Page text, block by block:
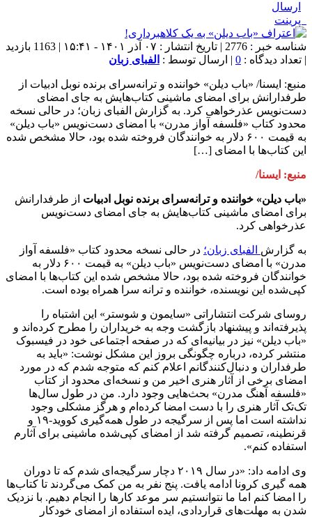
ارسال
پرینت
شناسه خبر : 2776 | تاریخ انتشار : ۰۷ آذر ۱۴۰۱ - ۱۵:۴۱ | 1163 بازدید
| تعداد دیدگاه : 0 | ارسال توسط : الفبای زبان
منبع: ایسنا/ «باب دیلن» خواننده و ترانه‌سرای برنده نوبل ادبیات از
طرفدارانش برای امضای ماشینی کتاب‌هایش به جای امضای
دست‌نویس عذرخواهی کرد. به گزارش الفبای زبان؛ در حالی نسخه‌
محدود کتاب «فلسفه آواز مدرن» با امضای دست‌نویس «باب دیلن»
به قیمت ۶۰۰ دلار به خوانندگان فروخته شده بود، حالا مشخص شده
این کتاب‌ها با امضای […]
منبع: ایسنا/
«باب دیلن» خواننده و ترانه‌سرای برنده نوبل ادبیات از طرفدارانش
برای امضای ماشینی کتاب‌هایش به جای امضای دست‌نویس
عذرخواهی کرد.
به گزارش الفبای زبان؛ در حالی نسخه‌ محدود کتاب «فلسفه آواز
مدرن» با امضای دست‌نویس «باب دیلن» به قیمت ۶۰۰ دلار به
خوانندگان فروخته شده بود، حالا مشخص شده این کتاب‌ها با امضای
کپی‌شده این نویسنده، خواننده و ترانه سرا همراه بوده است.
روسای شرکت انتشاراتی «سایمون و شوستر» این اشتباه را
پذیرفته‌اند و پیشنهاد بازگشت وجه به خریداران را مطرح کرده‌اند و
«باب دیلن» نیز در بیانیه‌ای که در صفحه اجتماعی خود در فیسبوک
منتشر کرده، درباره چگونگی بروز این مشکل نوشت: «باید به
طرفداران و دنبال‌کنندگانم اعلام کنم که متوجه شدم که در مورد
امضای برخی از آثار هنری اخیر من و نسخه‌ای محدود از کتاب
«فلسفه آهنگ مدرن» بحث‌هایی وجود دارد. من در طول سال‌ها
تک‌تک آثار هنری را با دست امضا کرده‌ام و هرگز مشکلی وجود
نداشته است اما پس از سرگیجه در طول همه‌گیری کووید-۱۹ و
قرنطینه، تصمیم گرفته شد از امضای کپی‌شده ماشینی برای آثارم
استفاده کنم».
وی ادامه داد: «در سال ۲۰۱۹ دچار سرگیجه‌ای شدم که تا دوران
همه گیری کرونا ادامه یافت. پنج نفر به من کمک می‌گردند تا کتاب‌ها
را امضا کنم اما ما نتوانستیم سر موعد کارها را انجام دهیم. با نزدیک
شدن به مهلت‌های قراردادی، ایده استفاده از امضای خودکار